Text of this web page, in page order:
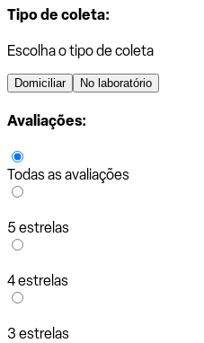
Tipo de coleta:
Escolha o tipo de coleta
Domiciliar No laboratório
Avaliações:
Todas as avaliações
5 estrelas
4 estrelas
3 estrelas